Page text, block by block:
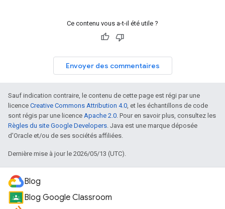
Ce contenu vous a-t-il été utile ?
Envoyer des commentaires
Sauf indication contraire, le contenu de cette page est régi par une
licence Creative Commons Attribution 4.0 , et les échantillons de code
sont régis par une licence Apache 2.0 . Pour en savoir plus, consultez les
Règles du site Google Developers . Java est une marque déposée
d'Oracle et/ou de ses sociétés affiliées.
Dernière mise à jour le 2026/05/13 (UTC).
Blog
Blog Google Classroom